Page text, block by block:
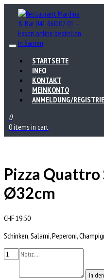
STARTSEITE
INFO
KONTAKT
MEINKONTO
ANMELDUNG/
0
0 items in cart
Pizza Quattro
Ø32cm
CHF19.50
Schinken, Salami, Peperoni,
In